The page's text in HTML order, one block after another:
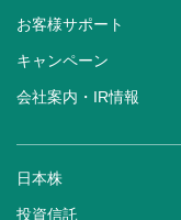
お客様サポート
キャンペーン
会社案内・IR情報
日本株
投資信託